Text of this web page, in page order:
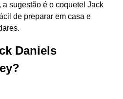
a sugestão é o coquetel Jack
de preparar em casa e
Daniels